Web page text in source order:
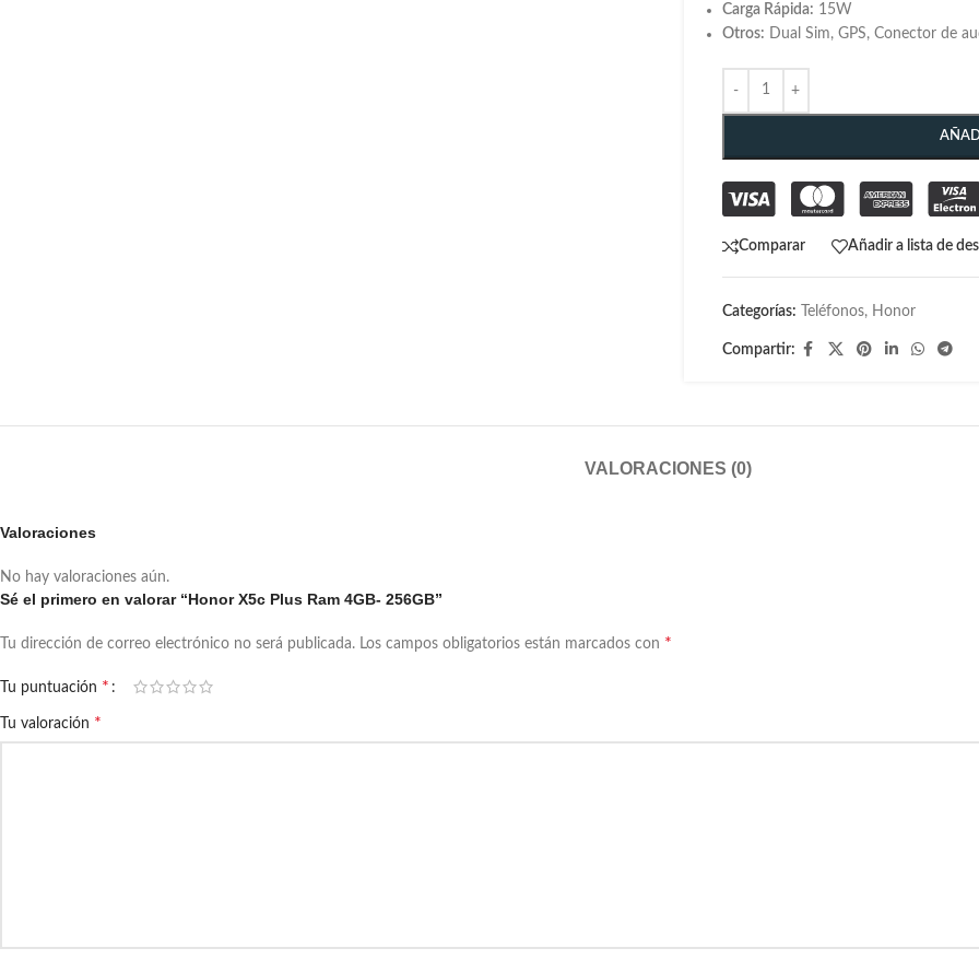
Carga Rápida: 15W
Otros: Dual Sim, GPS, Conector de
Comparar Añadir a lista de
Categorías: Teléfonos, Honor
Compartir:
VALORACIONES (0)
Valoraciones
No hay valoraciones aún.
Sé el primero en valorar “Honor X5c Plus Ram 4GB- 256GB”
Tu dirección de correo electrónico no será publicada. Los campos obligatorios están marcados con *
Tu puntuación *
Tu valoración *